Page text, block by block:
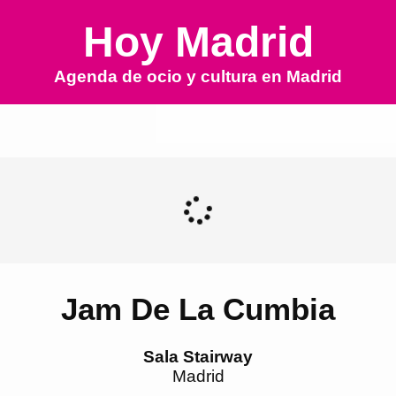
Hoy Madrid
Agenda de ocio y cultura en Madrid
Jam De La Cumbia
Sala Stairway
Madrid